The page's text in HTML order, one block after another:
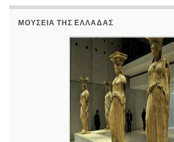
ΜΟΥΣΕΊΑ ΤΗΣ ΕΛΛΆΔΑΣ